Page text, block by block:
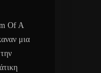
Of A
μια